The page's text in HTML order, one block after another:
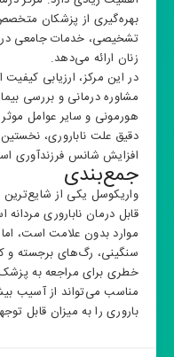
بهره‌گیری از پزشکان
تشخیصی، خدمات جامعی در
زنان ارائه می‌دهد.
در این مرکز، ارزیابی
مشاوره درمانی و بررسی
هورمونی و سایر عوامل
دقیق علت ناباروری،
افزایش شانس فرزندآوری
جمع‌بندی
واریکوسل یکی از
قابل درمان ناباروری
موارد بدون علامت است،
سنگینی، رگ‌های برجسته و
خطری برای مراجعه به
مناسب می‌تواند از آسیب
باروری را به میزان قابل